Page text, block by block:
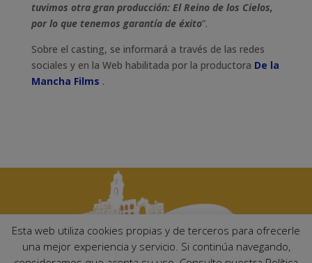
tuvimos otra gran producción: El Reino de los Cielos,
por lo que tenemos garantía de éxito”.
Sobre el casting, se informará a través de las redes
sociales y en la Web habilitada por la productora De la
Mancha Films .
Esta web utiliza cookies propias y de terceros para ofrecerle
una mejor experiencia y servicio. Si continúa navegando,